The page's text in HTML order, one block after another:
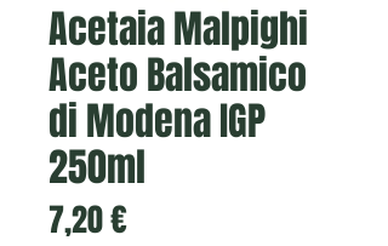
Acetaia Malpighi
Aceto Balsamico
di Modena IGP
250ml
7,20 €Prezzo